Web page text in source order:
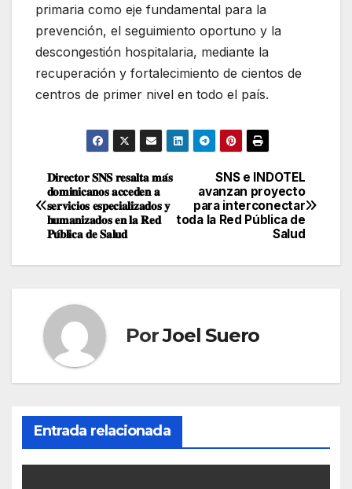
primaria como eje fundamental para la
prevención, el seguimiento oportuno y la
descongestión hospitalaria, mediante la
recuperación y fortalecimiento de cientos de
centros de primer nivel en todo el país.
Navegación
de
SNS e INDOTEL
avanzan proyecto
para interconectar
toda la Red Pública de
Salud
𝐃𝐢𝐫𝐞𝐜𝐭𝐨𝐫 𝐒𝐍𝐒 𝐫𝐞𝐬𝐚𝐥𝐭𝐚 𝐦𝐚́𝐬
𝐝𝐨𝐦𝐢𝐧𝐢𝐜𝐚𝐧𝐨𝐬 𝐚𝐜𝐜𝐞𝐝𝐞𝐧 𝐚
𝐬𝐞𝐫𝐯𝐢𝐜𝐢𝐨𝐬 𝐞𝐬𝐩𝐞𝐜𝐢𝐚𝐥𝐢𝐳𝐚𝐝𝐨𝐬 𝐲
𝐡𝐮𝐦𝐚𝐧𝐢𝐳𝐚𝐝𝐨𝐬 𝐞𝐧 𝐥𝐚 𝐑𝐞𝐝
𝐏𝐮́𝐛𝐥𝐢𝐜𝐚 𝐝𝐞 𝐒𝐚𝐥𝐮𝐝
PorJoel Suero
Entrada relacionada